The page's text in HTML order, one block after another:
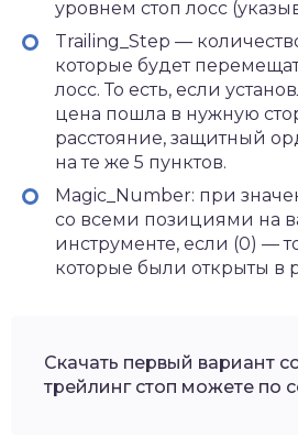
уровнем стоп лосс
Trailing_Step —
которые будет
лосс. То есть, если
цена пошла в нужную
расстояние, защитный
на те же 5 пунктов.
Magic_Number: при
со всеми позициями на
инструменте, если (0) —
которые были открыты в
Скачать первый вариант
трейлинг стоп можете по